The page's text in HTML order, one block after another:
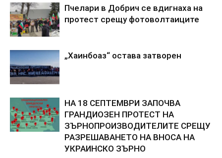
Пчелари в Добрич се вдигнаха на
протест срещу фотоволтаиците
„Хаинбоаз“ остава затворен
НА 18 СЕПТЕМВРИ ЗАПОЧВА
ГРАНДИОЗЕН ПРОТЕСТ НА
ЗЪРНОПРОИЗВОДИТЕЛИТЕ СРЕЩУ
РАЗРЕШАВАНЕТО НА ВНОСА НА
УКРАИНСКО ЗЪРНО